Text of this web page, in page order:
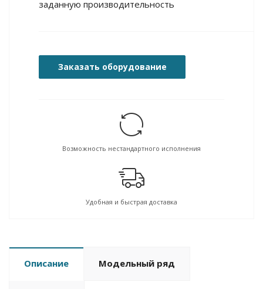
заданную производительность
Заказать оборудование
Возможность нестандартного исполнения
Удобная и быстрая доставка
Описание Модельный ряд